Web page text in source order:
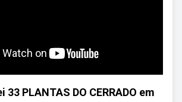
33 PLANTAS DO CERRADO em